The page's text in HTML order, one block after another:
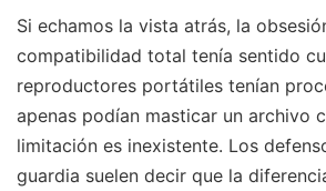
Si echamos la vista atrás, la
compatibilidad total tenía sentido
reproductores portátiles tenían
apenas podían masticar un archivo
limitación es inexistente. Los
guardia suelen decir que la